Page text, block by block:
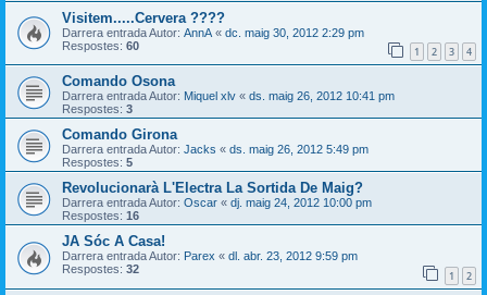
Visitem.....Cervera ????
Darrera entrada Autor: AnnA « dc. maig 30, 2012 2:29 pm
Respostes: 60 1 2 3 4
Comando Osona
Darrera entrada Autor: Miquel xlv « ds. maig 26, 2012 10:41 pm
Respostes: 3
Comando Girona
Darrera entrada Autor: Jacks « ds. maig 26, 2012 5:49 pm
Respostes: 5
Revolucionarà L'Electra La Sortida De Maig?
Darrera entrada Autor: Oscar « dj. maig 24, 2012 10:00 pm
Respostes: 16
JA Sóc A Casa!
Darrera entrada Autor: Parex « dl. abr. 23, 2012 9:59 pm
Respostes: 32 1 2